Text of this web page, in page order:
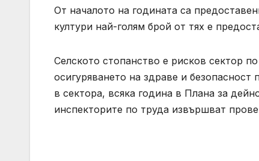
От началото на годината са
култури най-голям брой от тях е
Селското стопанство е рисков сектор
осигуряването на здраве и
в сектора, всяка година в Плана за
инспекторите по труда извършват